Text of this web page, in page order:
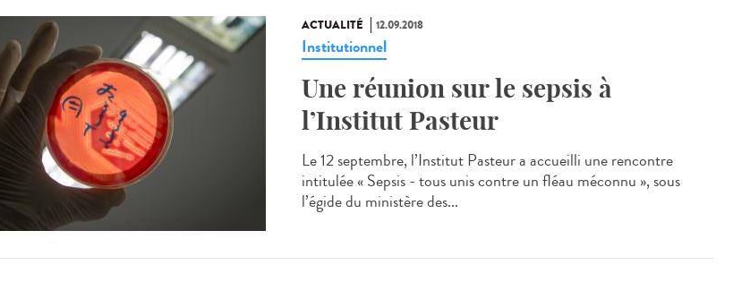
ACTUALITÉ 12.09.2018
Institutionnel
Une réunion sur le sepsis à
l’Institut Pasteur
Le 12 septembre, l’Institut Pasteur a accueilli une rencontre
intitulée « Sepsis - tous unis contre un fléau méconnu », sous
l’égide du ministère des...